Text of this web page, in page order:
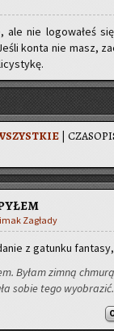
nie lo­go­wa­łeś
konta nie masz,
|
Zagłady
z ga­tun­ku
Byłam zimną
sobie tego